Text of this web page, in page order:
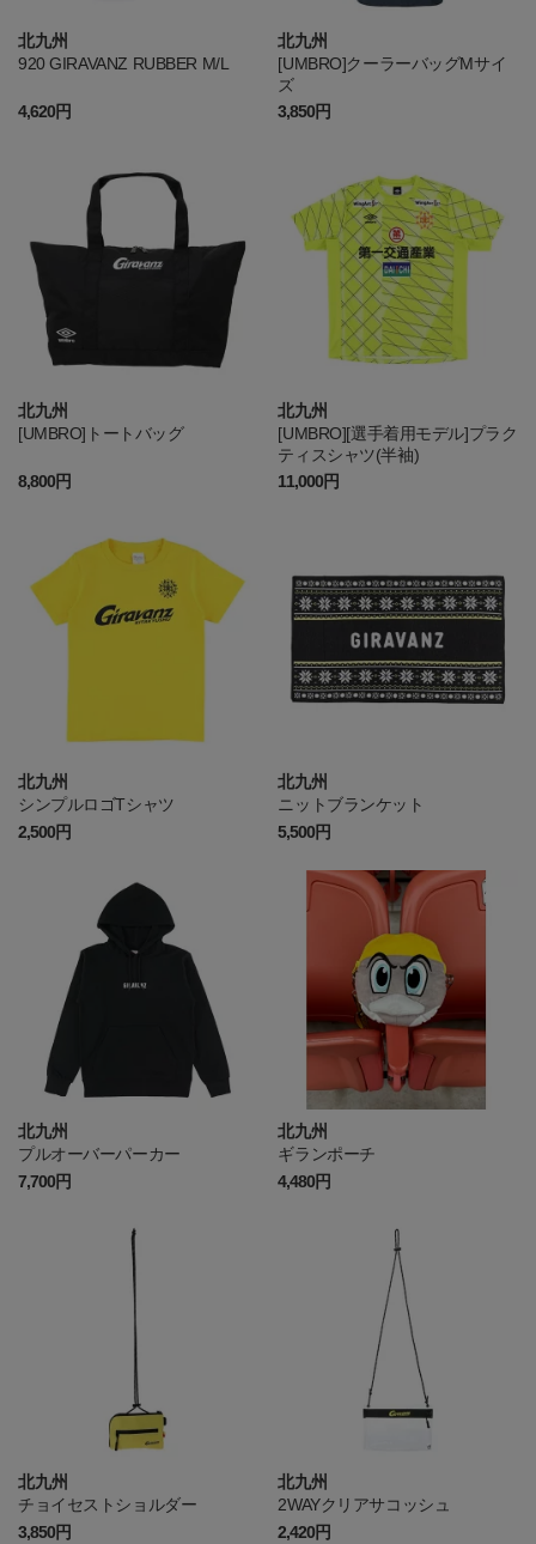
北九州
920 GIRAVANZ RUBBER M/L
4,620円
北九州
[UMBRO]クーラーバッグMサイ
ズ
3,850円
北九州
[UMBRO]トートバッグ
8,800円
北九州
[UMBRO][選手着用モデル]プラク
ティスシャツ(半袖)
11,000円
北九州
シンプルロゴTシャツ
2,500円
北九州
ニットブランケット
5,500円
北九州
プルオーバーパーカー
7,700円
北九州
ギランポーチ
4,480円
北九州
チョイセストショルダー
3,850円
北九州
2WAYクリアサコッシュ
2,420円